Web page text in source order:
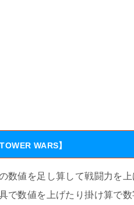
WARS】
数値を足し算して戦闘力を
で数値を上げたり掛け算で